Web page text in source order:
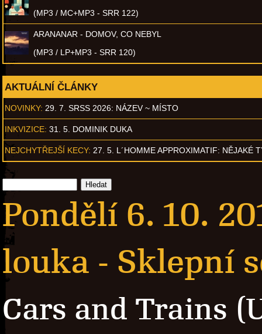
(MP3 / MC+MP3 - SRR 122)
ARANANAR - DOMOV, CO NEBYL
(MP3 / LP+MP3 - SRR 120)
AKTUÁLNÍ ČLÁNKY
NOVINKY: 29. 7. SRSS 2026: NÁZEV ~ MÍSTO
INKVIZICE: 31. 5. DOMINIK DUKA
NEJCHYTŘEJŠÍ KECY: 27. 5. L´HOMME APPROXIMATIF: NĚJAKÉ
Pondělí 6. 10.
louka - Sklepní
Cars and Trains